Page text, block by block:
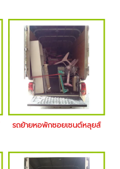
รถย้ายหอพักซอยเซนต์หลุยส์